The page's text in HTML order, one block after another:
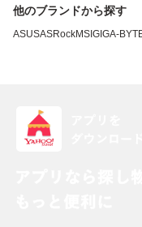
他のブランドから探す
ASUSASRockMSI GIGA-